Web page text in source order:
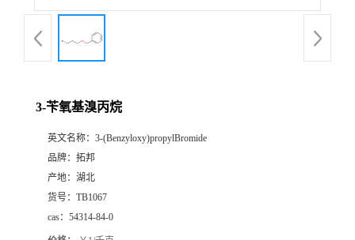
3-苄氧基溴丙烷
英文名称： 3-(Benzyloxy)propylBromide
品牌： 拓邦
产地： 湖北
货号： TB1067
cas： 54314-84-0